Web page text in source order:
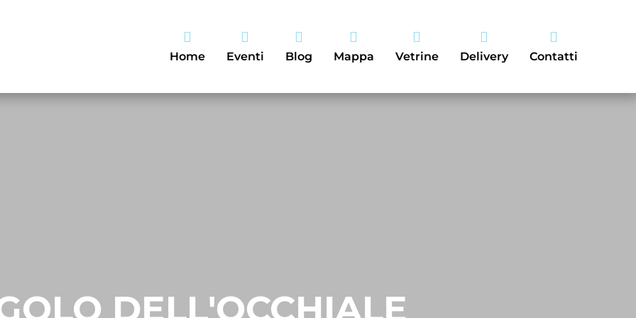

Home

Eventi

Blog

Mappa

Vetrine

Delivery

Contatti
DELL'OCCHIALE